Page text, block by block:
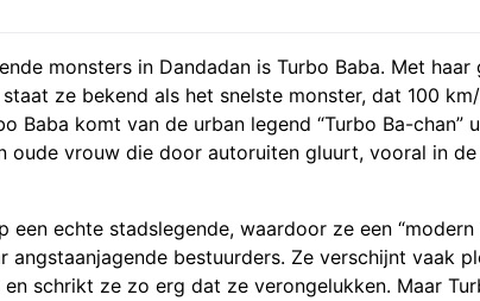
monsters in Dandadan is Turbo Baba. Met haar
ze bekend als het snelste monster, dat 100
Baba komt van de urban legend “Turbo Ba-chan”
oude vrouw die door autoruiten gluurt, vooral in de
een echte stadslegende, waardoor ze een “modern
angstaanjagende bestuurders. Ze verschijnt vaak
schrikt ze zo erg dat ze verongelukken. Maar